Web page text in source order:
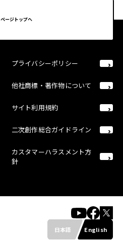
日本語 English
ページトップへ
プライバシーポリシー
他社商標・著作物について
サイト利用規約
二次創作総合ガイドライン
カスタマーハラスメント方
針